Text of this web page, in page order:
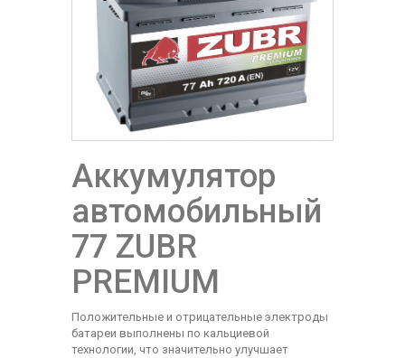
Аккумулятор
автомобильный
77 ZUBR
PREMIUM
Положительные и отрицательные электроды
батареи выполнены по кальциевой
технологии, что значительно улучшает